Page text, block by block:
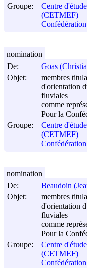
Groupe:
Centre
(CETMEF)
De:
Goas
Objet:
membres
d'orientation
fluviales
comme
Pour la
Groupe:
Centre
(CETMEF)
nomination
De:
Beaudoin
Objet:
membres
d'orientation
fluviales
comme
Pour la
Groupe:
Centre
(CETMEF)
nomination